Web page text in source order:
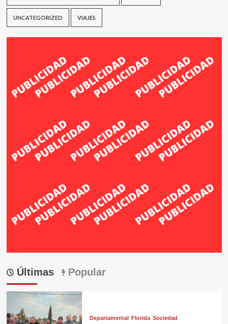
UNCATEGORIZED VIAJES
Últimas Popular
Departamental Florida Sociedad